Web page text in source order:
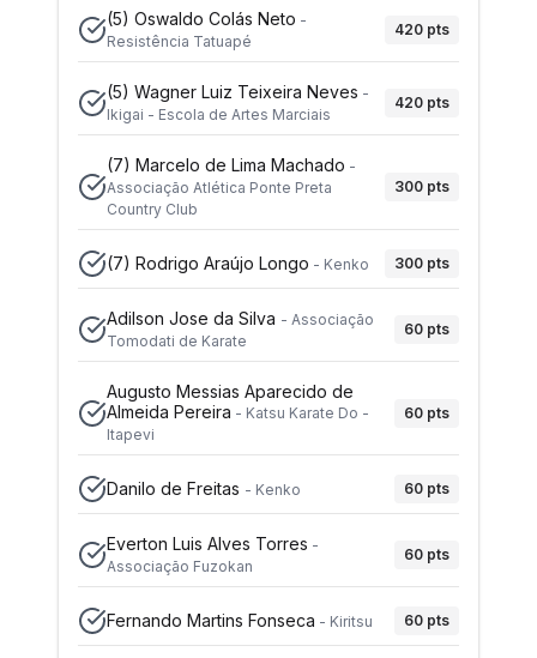
(5) Oswaldo Colás Neto -
Resistência Tatuapé
420 pts
(5) Wagner Luiz Teixeira Neves -
Ikigai - Escola de Artes Marciais
420 pts
(7) Marcelo de Lima Machado -
Associação Atlética Ponte Preta
Country Club
300 pts
(7) Rodrigo Araújo Longo - Kenko 300 pts
Adilson Jose da Silva - Associação
Tomodati de Karate
60 pts
Augusto Messias Aparecido de
Almeida Pereira - Katsu Karate Do -
Itapevi
60 pts
Danilo de Freitas - Kenko 60 pts
Everton Luis Alves Torres -
Associação Fuzokan
60 pts
Fernando Martins Fonseca - Kiritsu 60 pts